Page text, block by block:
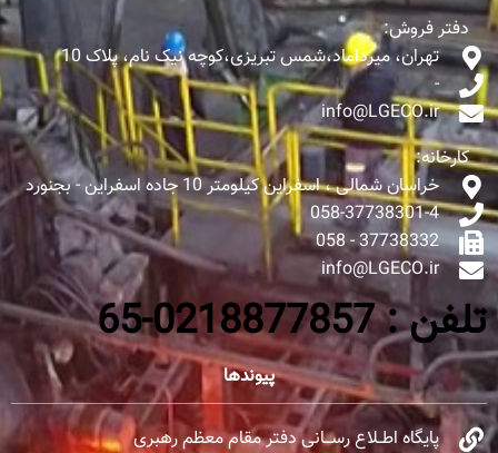
دفتر فروش:
تهران، میرداماد،شمس تبریزی،کوچه نیک نام، پلاک 10
-
info@LGECO.ir
کارخانه:
خراسان شمالی ، اسفراین کیلومتر 10 جاده اسفراین - بجنورد
058-37738301-4
37738332 - 058
info@LGECO.ir
تلفن : 0218877857-65
پیوندها
پایگاه اطــلاع رســـانی دفتر مقام معظم رهبری